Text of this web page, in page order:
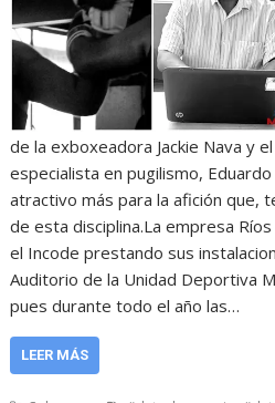
de la exboxeadora Jackie Nava y
especialista en pugilismo,
atractivo más para la afición que,
de esta disciplina.La empresa
el Incode prestando sus
Auditorio de la Unidad Deportiva
pues durante todo el año las…
LEER MÁS